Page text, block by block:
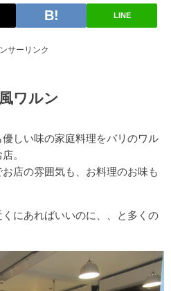
LINE
サーリンク
ワルン
しい味の家庭料理をバリのワル
。
店の雰囲気も、お料理のお味も
にあればいいのに、、と多くの